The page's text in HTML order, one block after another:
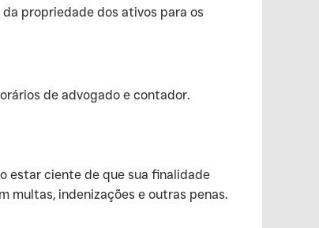
propriedade dos ativos para os
de advogado e contador.
estar ciente de que sua finalidade
multas, indenizações e outras penas.